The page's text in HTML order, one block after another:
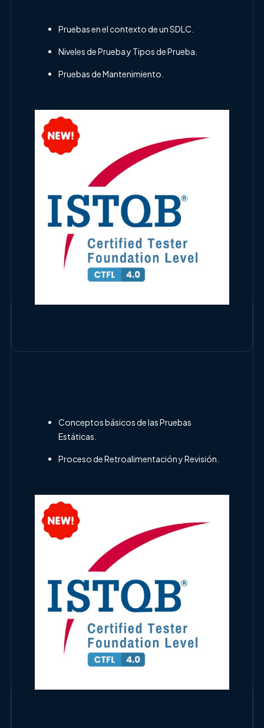
Pruebas en el contexto de un SDLC.
Niveles de Prueba y Tipos de Prueba.
Pruebas de Mantenimiento.
Conceptos básicos de las Pruebas
Estáticas.
Proceso de Retroalimentación y Revisión.